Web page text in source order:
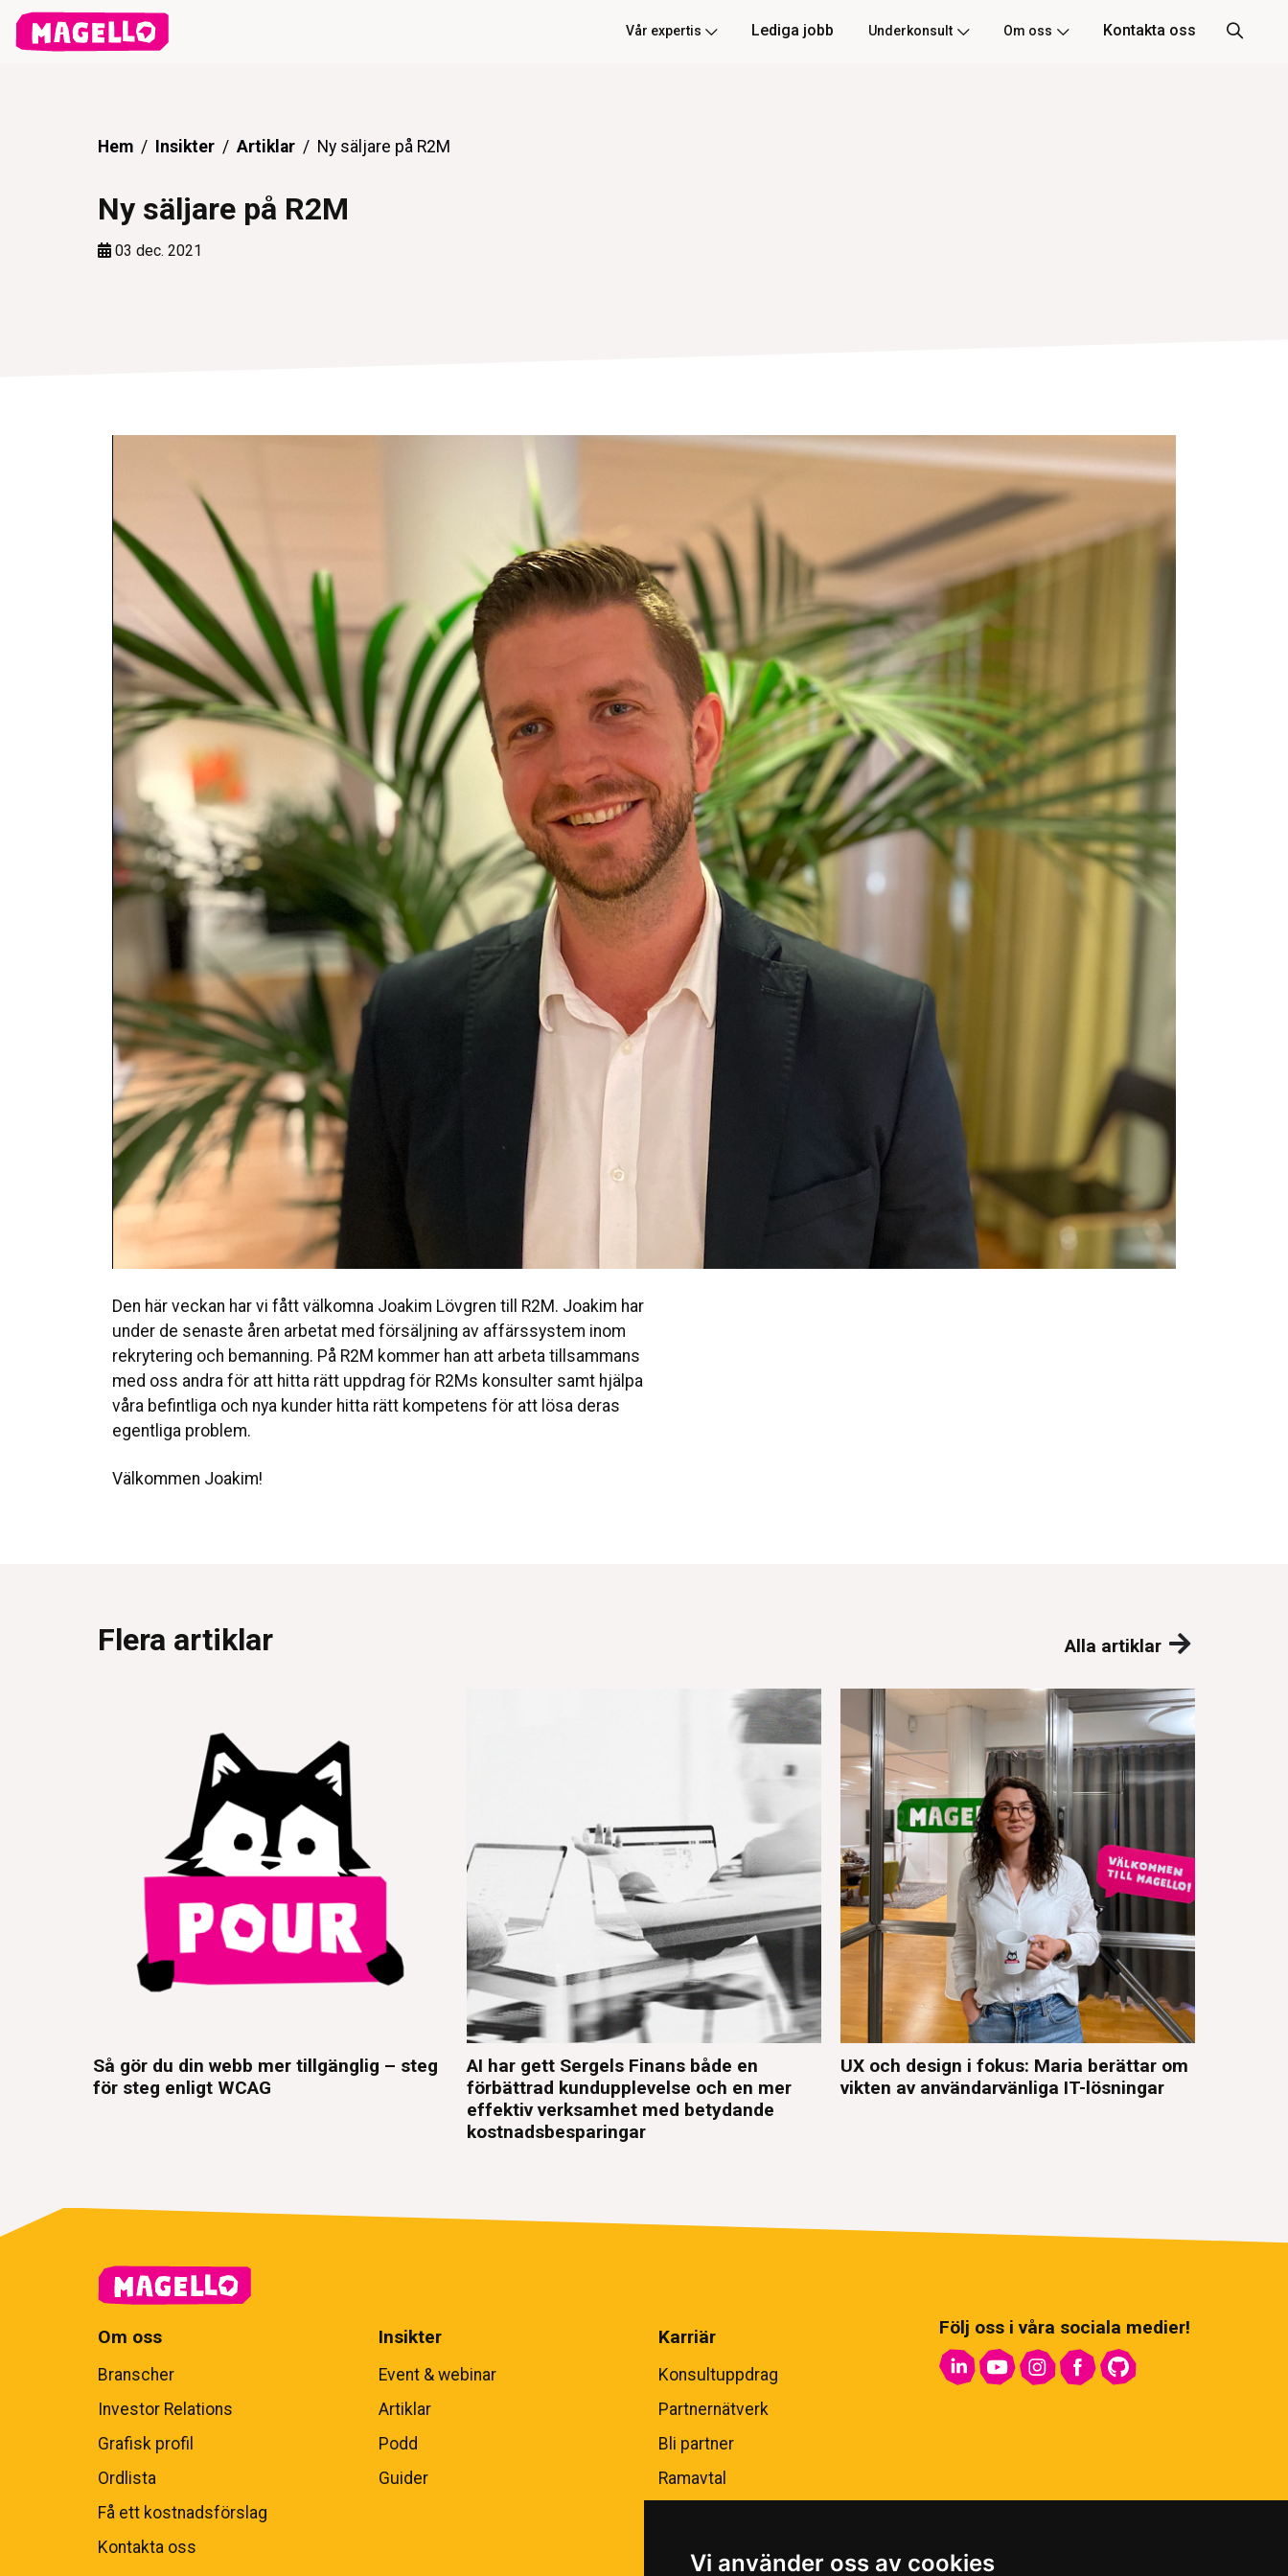
Vi använder oss av cookies
Vår expertis Lediga jobb Underkonsult Om oss Kontakta oss
Hem Insikter Artiklar Ny säljare på R2M
Ny säljare på R2M
03 dec. 2021
Den här veckan har vi fått välkomna Joakim Lövgren till R2M. Joakim har
under de senaste åren arbetat med försäljning av affärssystem inom
rekrytering och bemanning. På R2M kommer han att arbeta tillsammans
med oss andra för att hitta rätt uppdrag för R2Ms konsulter samt hjälpa
våra befintliga och nya kunder hitta rätt kompetens för att lösa deras
egentliga problem.
Välkommen Joakim!
Flera artiklar Alla artiklar
Så gör du din webb mer tillgänglig – steg
för steg enligt WCAG
AI har gett Sergels Finans både en
förbättrad kundupplevelse och en mer
effektiv verksamhet med betydande
kostnadsbesparingar
UX och design i fokus: Maria berättar om
vikten av användarvänliga IT-lösningar
Om oss
Branscher
Investor Relations
Grafisk profil
Ordlista
Få ett kostnadsförslag
Kontakta oss
Insikter
Event & webinar
Artiklar
Podd
Guider
Karriär
Konsultuppdrag
Partnernätverk
Bli partner
Ramavtal
Följ oss i våra sociala medier!